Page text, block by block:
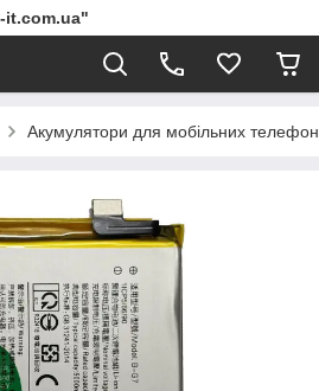
it.com.ua"
Акумулятори для мобільних